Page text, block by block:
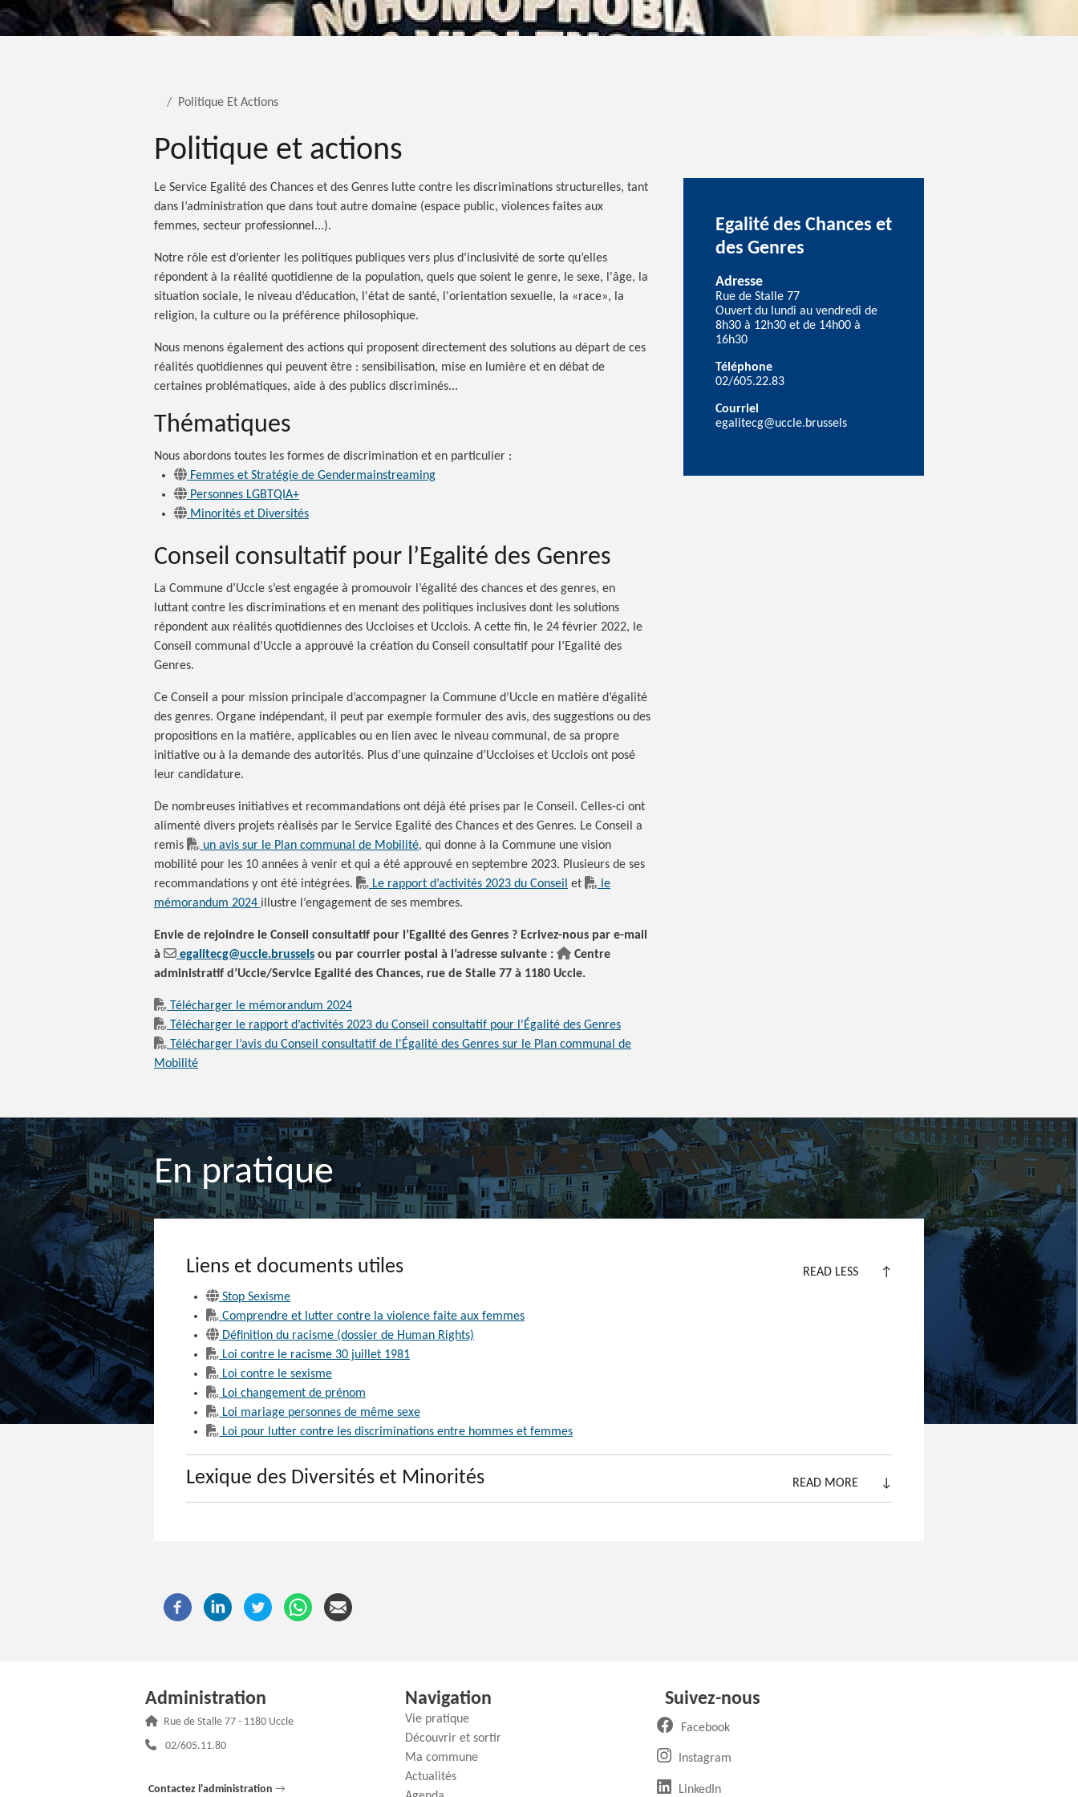
Politique Et Actions
Politique et actions
Le Service Egalité des Chances et des Genres lutte contre les discriminations structurelles, tant
dans l’administration que dans tout autre domaine (espace public, violences faites aux
femmes, secteur professionnel...).
Notre rôle est d’orienter les politiques publiques vers plus d’inclusivité de sorte qu’elles
répondent à la réalité quotidienne de la population, quels que soient le genre, le sexe, l'âge, la
situation sociale, le niveau d’éducation, l'état de santé, l'orientation sexuelle, la «race», la
religion, la culture ou la préférence philosophique.
Nous menons également des actions qui proposent directement des solutions au départ de ces
réalités quotidiennes qui peuvent être : sensibilisation, mise en lumière et en débat de
certaines problématiques, aide à des publics discriminés...
Thématiques
Nous abordons toutes les formes de discrimination et en particulier :
Femmes et Stratégie de Gendermainstreaming
Personnes LGBTQIA+
Minorités et Diversités
Conseil consultatif pour l’Egalité des Genres
La Commune d’Uccle s’est engagée à promouvoir l’égalité des chances et des genres, en
luttant contre les discriminations et en menant des politiques inclusives dont les solutions
répondent aux réalités quotidiennes des Uccloises et Ucclois. A cette fin, le 24 février 2022, le
Conseil communal d’Uccle a approuvé la création du Conseil consultatif pour l’Egalité des
Genres.
Ce Conseil a pour mission principale d’accompagner la Commune d’Uccle en matière d’égalité
des genres. Organe indépendant, il peut par exemple formuler des avis, des suggestions ou des
propositions en la matière, applicables ou en lien avec le niveau communal, de sa propre
initiative ou à la demande des autorités. Plus d’une quinzaine d’Uccloises et Ucclois ont posé
leur candidature.
De nombreuses initiatives et recommandations ont déjà été prises par le Conseil. Celles-ci ont
alimenté divers projets réalisés par le Service Egalité des Chances et des Genres. Le Conseil a
remis
un avis sur le Plan communal de Mobilité, qui donne à la Commune une vision
mobilité pour les 10 années à venir et qui a été approuvé en septembre 2023. Plusieurs de ses
recommandations y ont été intégrées.
Le rapport d’activités 2023 du Conseil et
le
mémorandum 2024 illustre l’engagement de ses membres.
Envie de rejoindre le Conseil consultatif pour l’Egalité des Genres ? Ecrivez-nous par e-mail
à
egalitecg@uccle.brussels ou par courrier postal à l’adresse suivante :
Centre
administratif d’Uccle/Service Egalité des Chances, rue de Stalle 77 à 1180 Uccle.
Télécharger le mémorandum 2024
Télécharger le rapport d’activités 2023 du Conseil consultatif pour l'Égalité des Genres
Télécharger l’avis du Conseil consultatif de l'Égalité des Genres sur le Plan communal de
Mobilité
Egalité des Chances et
des Genres
Adresse
Rue de Stalle 77
Ouvert du lundi au vendredi de
8h30 à 12h30 et de 14h00 à
16h30
Téléphone
02/605.22.83
Courriel
egalitecg@uccle.brussels
En pratique
Liens et documents utiles READ LESS
↑
Stop Sexisme
Comprendre et lutter contre la violence faite aux femmes
Définition du racisme (dossier de Human Rights)
Loi contre le racisme 30 juillet 1981
Loi contre le sexisme
Loi changement de prénom
Loi mariage personnes de même sexe
Loi pour lutter contre les discriminations entre hommes et femmes
Lexique des Diversités et Minorités READ MORE ↓
Administration
Adresse :
Rue de Stalle 77 - 1180 Uccle
Téléphone :
02/605.11.80
Contactez l'administration →
Navigation
Vie pratique
Découvrir et sortir
Ma commune
Actualités
Suivez-nous
Facebook(ouvre un nouvel onglet)
Instagram(ouvre un nouvel onglet)
LinkedIn(ouvre un nouvel onglet)